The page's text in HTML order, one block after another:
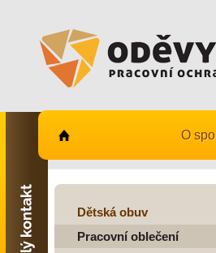
O
Dětská obuv
Pracovní oblečení
Kontaktujte nás
731 482 530
info@odevy-pilar.cz
Provozovna: